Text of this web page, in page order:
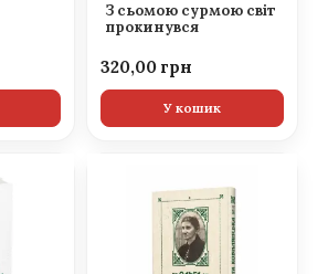
З сьомою сурмою світ
прокинувся
320,00
У кошик